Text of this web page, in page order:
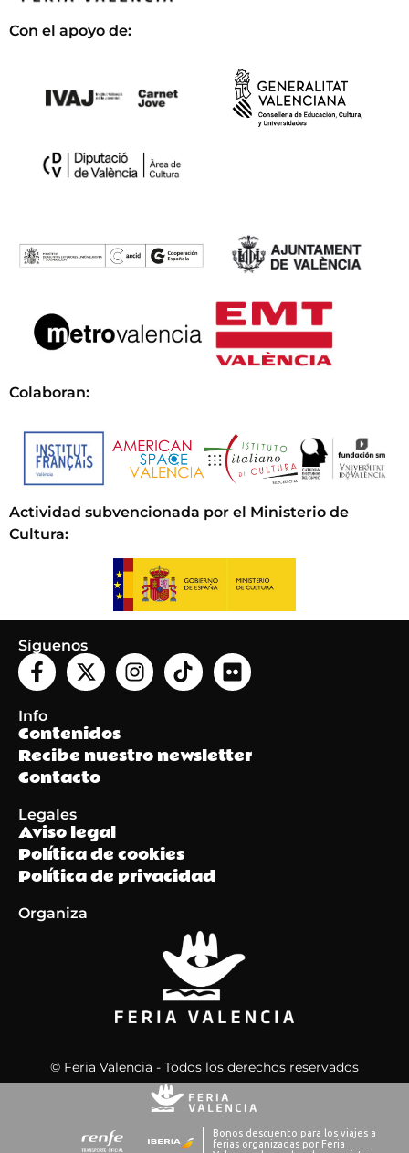
Con el apoyo de:
Colaboran:
Actividad subvencionada por el Ministerio de
Cultura:
Síguenos
Info
Contenidos
Recibe nuestro newsletter
Contacto
Legales
Aviso legal
Política de cookies
Política de privacidad
Organiza
© Feria Valencia - Todos los derechos reservados